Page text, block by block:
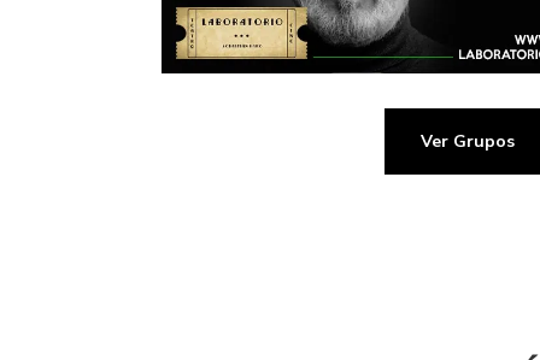
Ver Grupos